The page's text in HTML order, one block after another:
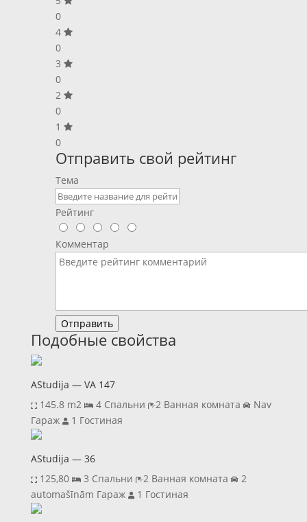
0
4
0
3
0
2
0
1
0
Отправить свой рейтинг
Тема
Рейтинг
Комментар
Отправить
Подобные свойства
AStudija — VA 147
145.8 m2
4 Спальни 2 Ванная комната Nav
Гараж
1 Гостиная
AStudija — 36
125,80
3 Спальни 2 Ванная комната 2
automašīnām Гараж
1 Гостиная